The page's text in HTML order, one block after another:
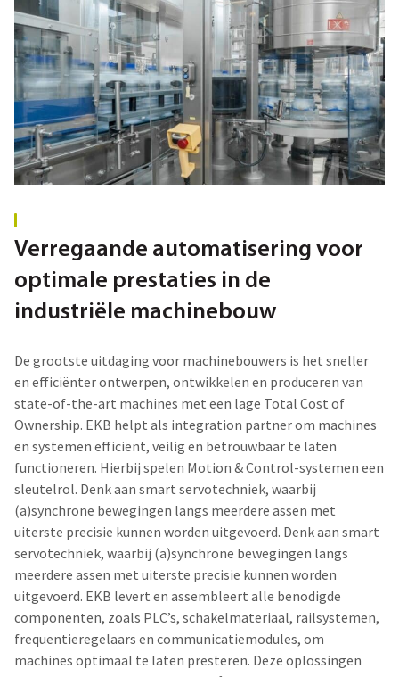
Verregaande automatisering voor
optimale prestaties in de
industriële machinebouw
De grootste uitdaging voor machinebouwers is het sneller
en efficiënter ontwerpen, ontwikkelen en produceren van
state-of-the-art machines met een lage Total Cost of
Ownership. EKB helpt als integration partner om machines
en systemen efficiënt, veilig en betrouwbaar te laten
functioneren. Hierbij spelen Motion & Control-systemen een
sleutelrol. Denk aan smart servotechniek, waarbij
(a)synchrone bewegingen langs meerdere assen met
uiterste precisie kunnen worden uitgevoerd. Denk aan smart
servotechniek, waarbij (a)synchrone bewegingen langs
meerdere assen met uiterste precisie kunnen worden
uitgevoerd. EKB levert en assembleert alle benodigde
componenten, zoals PLC’s, schakelmateriaal, railsystemen,
frequentieregelaars en communicatiemodules, om
machines optimaal te laten presteren. Deze oplossingen